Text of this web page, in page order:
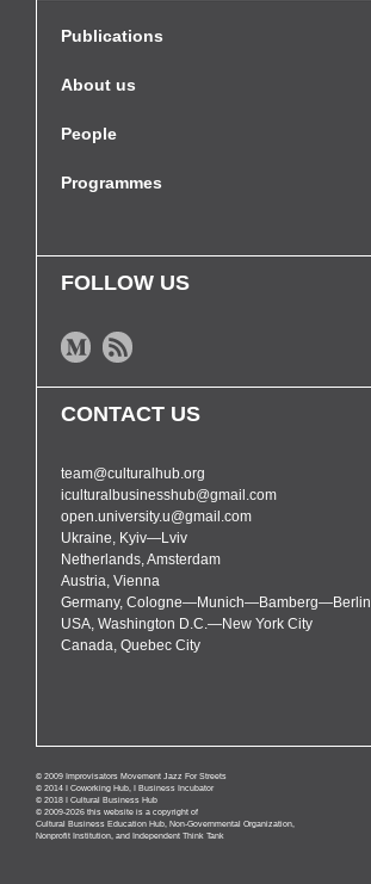
Publications
About us
People
Programmes
FOLLOW US
CONTACT US
team@culturalhub.org
iculturalbusinesshub@gmail.com
open.university.u@gmail.com
Ukraine, Kyiv—Lviv
Netherlands, Amsterdam
Austria, Vienna
Germany, Cologne—Munich—Bamberg—Berlin
USA, Washington D.C.—New York City
Canada, Quebec City
© 2009 Improvisators Movement Jazz For Streets
© 2014 I Coworking Hub, I Business Incubator
© 2018 I Cultural Business Hub
© 2009-2026 this website is a copyright of
Cultural Business Education Hub, Non-Governmental Organization,
Nonprofit Institution, and Independent Think Tank